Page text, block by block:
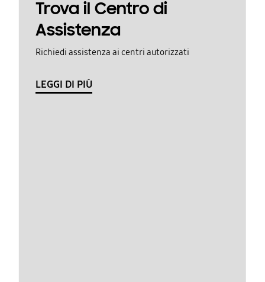
Trova il Centro di
Assistenza
Richiedi assistenza ai centri autorizzati
LEGGI DI PIÙ